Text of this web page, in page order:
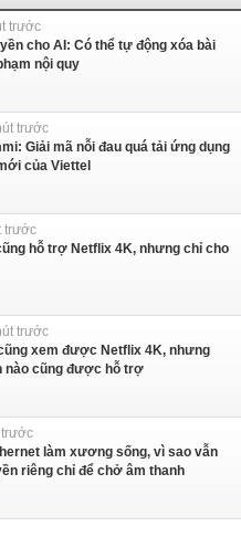
trước
cho AI: Có thể tự động xóa bài
nội quy
trước
Giải mã nỗi đau quá tải ứng dụng
của Viettel
trước
hỗ trợ Netflix 4K, nhưng chỉ cho
trước
xem được Netflix 4K, nhưng
nào cũng được hỗ trợ
làm xương sống, vì sao vẫn
riêng chỉ để chở âm thanh